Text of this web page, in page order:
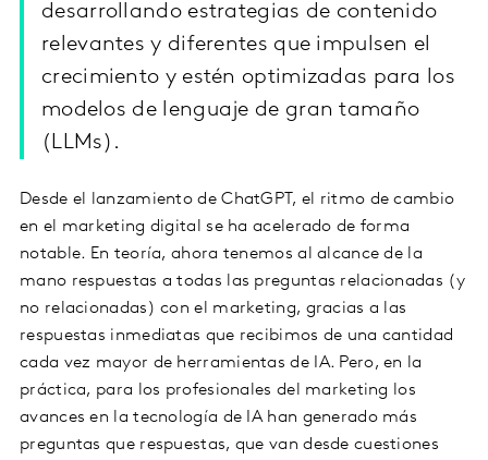
desarrollando estrategias de contenido
relevantes y diferentes que impulsen el
crecimiento y estén optimizadas para los
modelos de lenguaje de gran tamaño
(LLMs).
Desde el lanzamiento de ChatGPT, el ritmo de cambio
en el marketing digital se ha acelerado de forma
notable. En teoría, ahora tenemos al alcance de la
mano respuestas a todas las preguntas relacionadas (y
no relacionadas) con el marketing, gracias a las
respuestas inmediatas que recibimos de una cantidad
cada vez mayor de herramientas de IA. Pero, en la
práctica, para los profesionales del marketing los
avances en la tecnología de IA han generado más
preguntas que respuestas, que van desde cuestiones